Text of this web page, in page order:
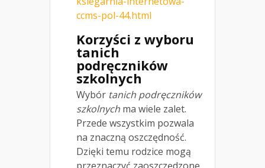
ccms-pol-44.html
Korzyści z wyboru
tanich
podręczników
szkolnych
Wybór tanich podręczników
szkolnych ma wiele zalet.
Przede wszystkim pozwala
na znaczną oszczędność.
Dzięki temu rodzice mogą
przeznaczyć zaoszczędzone